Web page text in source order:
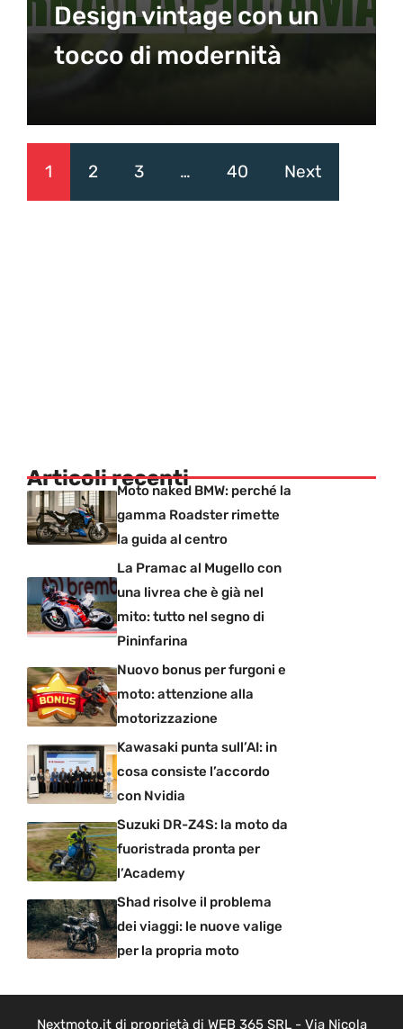
Design vintage con un
tocco di modernità
1 2 3 … 40 Next
Articoli recentiMoto naked BMW: perché la
gamma Roadster rimette
la guida al centro
La Pramac al Mugello con
una livrea che è già nel
mito: tutto nel segno di
Pininfarina
Nuovo bonus per furgoni e
moto: attenzione alla
motorizzazione
Kawasaki punta sull’AI: in
cosa consiste l’accordo
con Nvidia
Suzuki DR-Z4S: la moto da
fuoristrada pronta per
l’Academy
Shad risolve il problema
dei viaggi: le nuove valige
per la propria moto
Nextmoto.it di proprietà di WEB 365 SRL - Via Nicola